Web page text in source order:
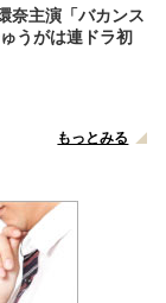
奈主演「バカンス
うがは連ドラ初
もっとみる